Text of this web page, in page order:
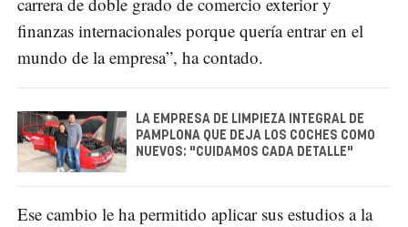
finanzas internacionales porque quería entrar en el
mundo de la empresa”, ha contado.
LA EMPRESA DE LIMPIEZA INTEGRAL DE
PAMPLONA QUE DEJA LOS COCHES COMO
NUEVOS: "CUIDAMOS CADA DETALLE"
Ese cambio le ha permitido aplicar sus estudios a la